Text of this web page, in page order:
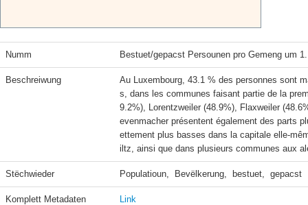
Numm Bestuet/gepacst Persounen pro Gemeng um
Beschreiwung
Au Luxembourg, 43.1 % des personnes sont
s, dans les communes faisant partie de la
9.2%), Lorentzweiler (48.9%), Flaxweiler
evenmacher présentent également des parts
ettement plus basses dans la capitale elle-
iltz, ainsi que dans plusieurs communes aux
Stëchwieder Populatioun,  Bevëlkerung,  bestuet,  gepacst
Komplett Metadaten Link